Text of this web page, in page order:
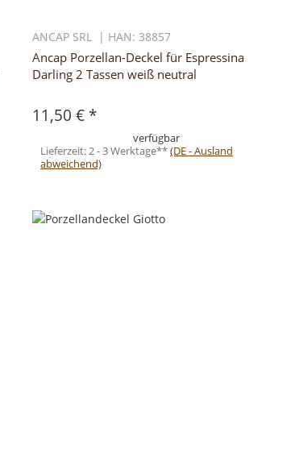
ANCAP SRL | HAN: 38857
Ancap Porzellan-Deckel für Espressina
Darling 2 Tassen weiß neutral
11,50 € *
verfügbar
Lieferzeit:2 - 3 Werktage**(DE - Ausland
abweichend)